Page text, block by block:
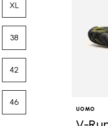
M
by Taglia: L
XLRefine by Taglia: XL
36
by Taglia: 37
38Refine by Taglia: 38
40
by Taglia: 41
42Refine by Taglia: 42
44
by Taglia: 45
46Refine by Taglia: 46UOMO